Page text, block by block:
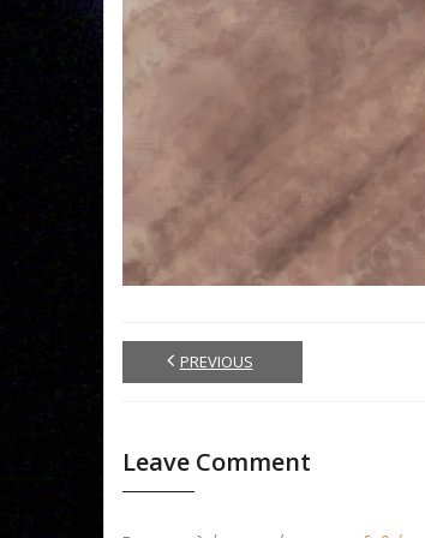
PREVIOUS
Leave Comment